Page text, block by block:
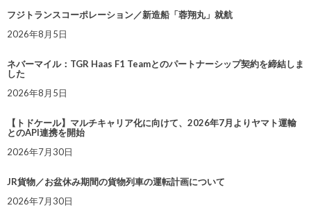
フジトランスコーポレーション／新造船「蓉翔丸」就航
2026年8月5日
ネバーマイル：TGR Haas F1 Teamとのパートナーシップ契約を締結しま
した
2026年8月5日
【トドケール】マルチキャリア化に向けて、2026年7月よりヤマト運輸
とのAPI連携を開始
2026年7月30日
JR貨物／お盆休み期間の貨物列車の運転計画について
2026年7月30日